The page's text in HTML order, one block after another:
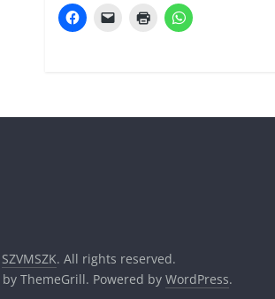
SZVMSZK. All rights reserved.
by ThemeGrill. Powered by WordPress.